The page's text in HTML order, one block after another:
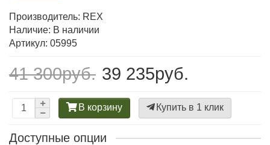
Производитель: REX
Наличие: В наличии
Артикул: 05995
41 300руб. 39 235руб.
В корзину Купить в 1 клик
Доступные опции